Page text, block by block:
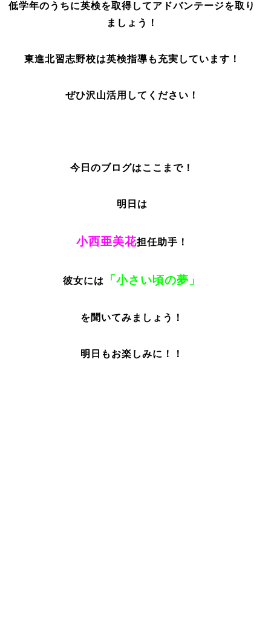
低学年のうちに英検を取得してアドバンテージを取り
ましょう！
東進北習志野校は英検指導も充実しています！
ぜひ沢山活用してください！
今日のブログはここまで！
明日は
小西亜美花担任助手！
彼女には 「小さい頃の夢」
を聞いてみましょう！
明日もお楽しみに！！